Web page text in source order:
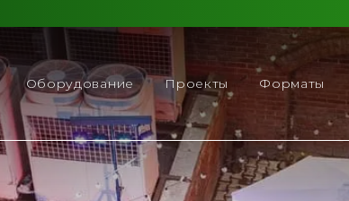
Оборудование Проекты Форматы